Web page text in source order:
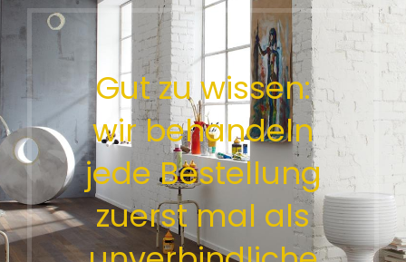
Gut zu wissen:
wir behandeln
jede Bestellung
zuerst mal als